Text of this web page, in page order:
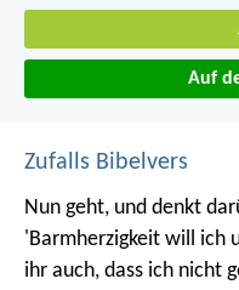
Auf
Zufalls Bibelvers
Nun geht, und denkt
'Barmherzigkeit will ich
ihr auch, dass ich nicht